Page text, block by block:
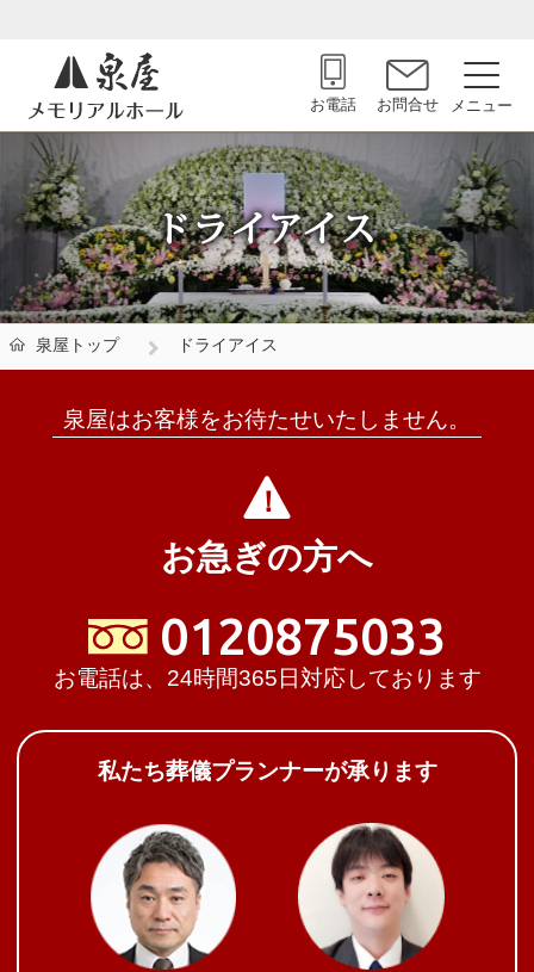
お電話 お問合せ
ドライアイス
泉屋トップ ドライアイス
泉屋はお客様をお待たせいたしません。
お急ぎの方へ
0120875033
お電話は、24時間365日対応しております
私たち葬儀プランナーが承ります